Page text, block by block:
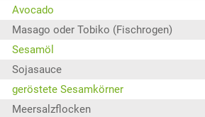
Avocado
Masago oder Tobiko (Fischrogen)
Sesamöl
Sojasauce
geröstete Sesamkörner
Meersalzflocken